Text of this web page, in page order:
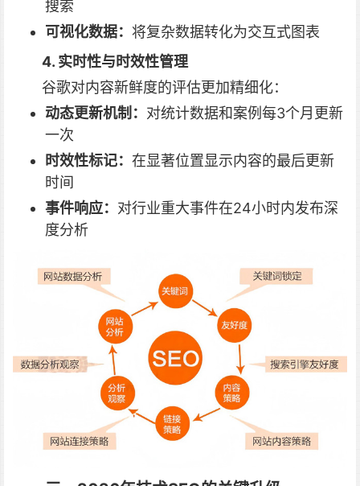
搜索
可视化数据： 将复杂数据转化为交互式图表
4. 实时性与时效性管理
谷歌对内容新鲜度的评估更加精细化：
动态更新机制： 对统计数据和案例每3个月更新
一次
时效性标记： 在显著位置显示内容的最后更新
时间
事件响应： 对行业重大事件在24小时内发布深
度分析